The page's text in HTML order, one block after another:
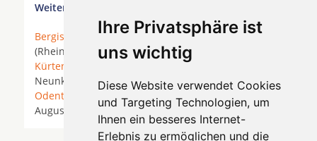
Ihre Privatsphäre ist
uns wichtig
Diese Website verwendet Cookies
und Targeting Technologien, um
Ihnen ein besseres Internet-
Erlebnis zu ermöglichen und die
Weitere Orte in der Nähe von Troisdorf
Bergisch Gladbach* Bonn *Bornheim* Bornheim
(Rheinland) * Brühl (Rheinland) *
Kürten
* Lindlar *Lohmar
Neunkirchen-Seelscheid *Neuss*Niederkassel*
Odenthal
Overath * Pulheim * Rösrath
* Sankt
Augustin * Siegburg *Troisdorf*Wesseling*